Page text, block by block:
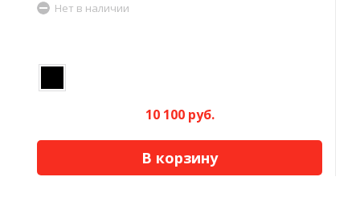
Нет в наличии
10 100 руб.
В корзину